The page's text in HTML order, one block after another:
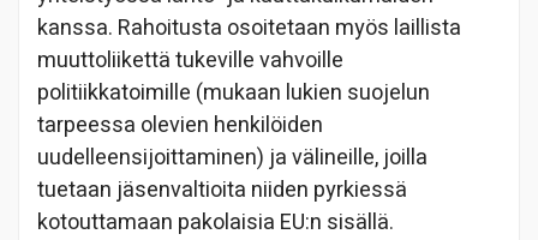
kanssa. Rahoitusta osoitetaan myös laillista
muuttoliikettä tukeville vahvoille
politiikkatoimille (mukaan lukien suojelun
tarpeessa olevien henkilöiden
uudelleensijoittaminen) ja välineille, joilla
tuetaan jäsenvaltioita niiden pyrkiessä
kotouttamaan pakolaisia EU:n sisällä.